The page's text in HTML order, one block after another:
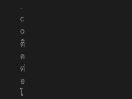
.
c
o
ติ
ด
ต่
อ
โ